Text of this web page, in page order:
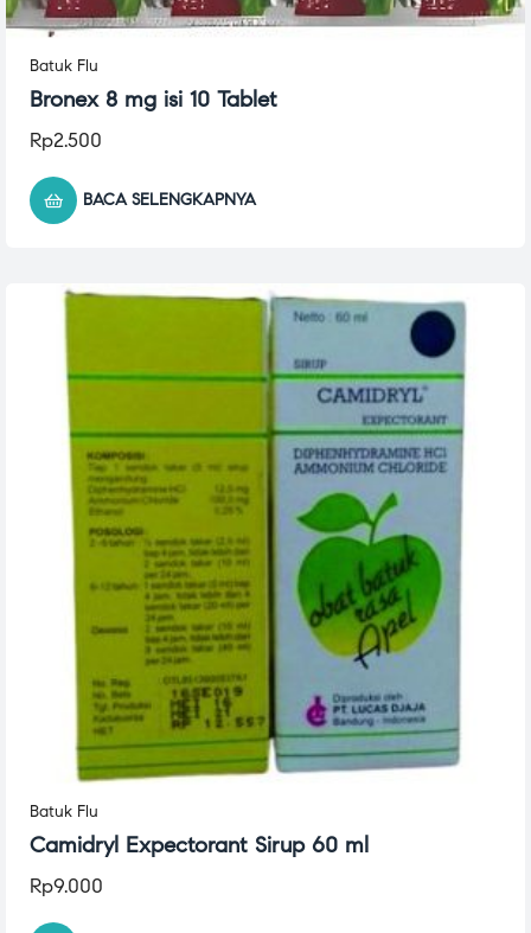
Batuk Flu
Bronex 8 mg isi 10 Tablet
Rp2.500
BACA SELENGKAPNYA
Batuk Flu
Camidryl Expectorant Sirup 60 ml
Rp9.000